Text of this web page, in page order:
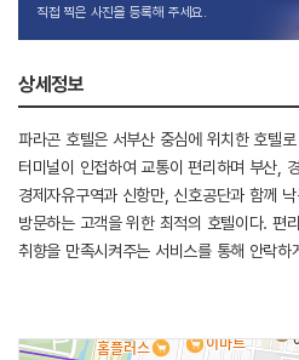
직접 찍은 사진을 등록해 주세요.
상세정보
파라곤 호텔은 서부산 중심에 위치한 호텔
터미널이 인접하여 교통이 편리하며 부산,
경제자유구역과 신항만, 신호공단과 함께
방문하는 고객을 위한 최적의 호텔이다. 편
취향을 만족시켜주는 서비스를 통해 안락
제공하고 있다. 카페, 대연회장, 미용실 등
지정된 시간에 한하여 이용 가능하다.